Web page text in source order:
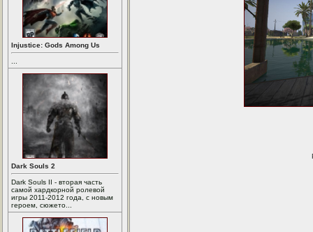
Injustice: Gods Among Us
Dark Souls 2
Dark Souls II - вторая часть
самой хардкорной ролевой
игры 2011-2012 года, с новым
героем, сюжето...